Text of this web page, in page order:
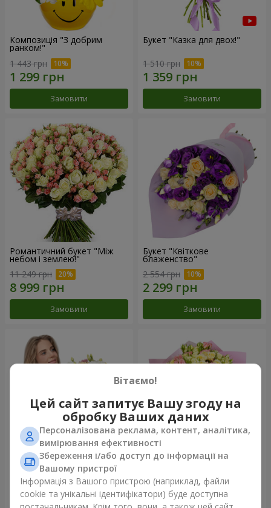
Композиція "З добрим
ранком!"
1 443 грн
Замовити
Букет "Казка для двох!"
1 510 грн
Замовити
Романтичний букет "Між
небом і землею!"
11 249 грн
Замовити
Букет "Квіткове
блаженство"
2 554 грн
Замовити
Букет "Королеві серця"
2 510 грн
Мікс "Планета троянд" із 51
6 234 грн
Вітаємо!
Цей сайт запитує Вашу згоду на
обробку Ваших даних
Персоналізована реклама, контент, аналітика,
вимірювання ефективності
Збереження і/або доступ до інформації на
Вашому пристрої
Інформація з Вашого пристрою (наприклад, файли
cookie та унікальні ідентифікатори) буде доступна